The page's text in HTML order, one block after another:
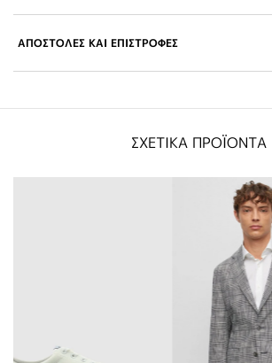
ΑΠΟΣΤΟΛΕΣ ΚΑΙ ΕΠΙΣΤΡΟΦΕΣ
ΣΧΕΤΙΚΑ ΠΡΟΪΟΝΤΑ